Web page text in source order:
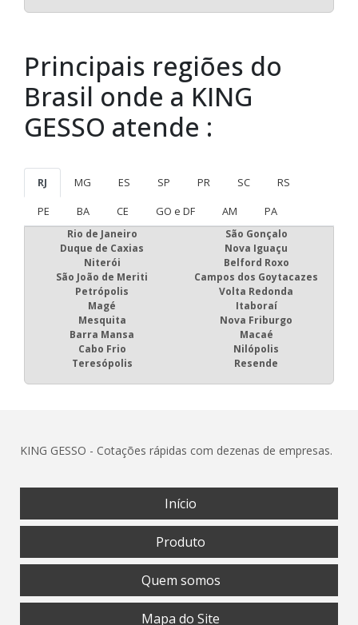
Principais regiões do
Brasil onde a KING
GESSO atende :
RJ MG ES SP PR SC
RS
PE
BA CE GO e DF AM PA
Rio de Janeiro
São Gonçalo
Duque de Caxias
Nova Iguaçu
Niterói
Belford Roxo
São João de Meriti
Campos dos Goytacazes
Petrópolis
Volta Redonda
Magé
Itaboraí
Mesquita
Nova Friburgo
Barra Mansa
Macaé
Cabo Frio
Nilópolis
Teresópolis
Resende
KING GESSO - Cotações rápidas com dezenas de empresas.
Início
Produto
Quem somos
Mapa do Site